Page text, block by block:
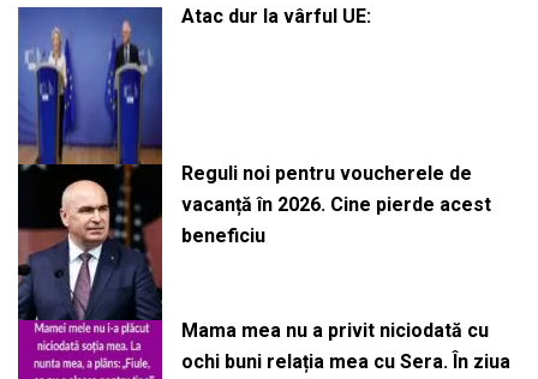
Atac dur la vârful UE:
Reguli noi pentru voucherele de
vacanță în 2026. Cine pierde acest
beneficiu
Mama mea nu a privit niciodată cu
ochi buni relația mea cu Sera. În ziua